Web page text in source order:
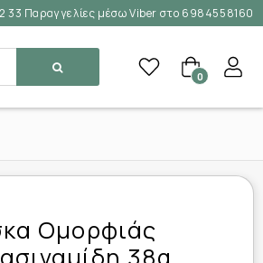
33 Παραγγελίες μέσω Viber στο 6984558160
0
Ομορφιάς